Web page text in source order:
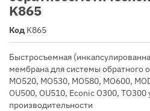
K865
Код K865
Быстросъемная
мембрана для системы обратного
MO520, MO530, MO580, MO600,
OU500, OU510, Econic O300,
производительности